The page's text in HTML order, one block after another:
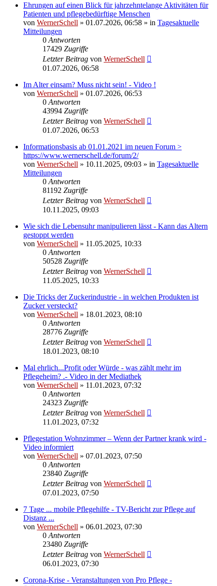
Ehrungen auf einen Blick für jahrzehntelange Aktivitäten für
Patienten und pflegebedürftige Menschen
von WernerSchell » 01.07.2026, 06:58 » in Tagesaktuelle
Mitteilungen
0 Antworten
17429 Zugriffe
Letzter Beitrag von WernerSchell
01.07.2026, 06:58
Im Alter einsam? Muss nicht sein! - Video !
von WernerSchell » 01.07.2026, 06:53
0 Antworten
43994 Zugriffe
Letzter Beitrag von WernerSchell
01.07.2026, 06:53
Informationsbasis ab 01.01.2021 im neuen Forum >
https://www.wernerschell.de/forum/2/
von WernerSchell » 10.11.2025, 09:03 » in Tagesaktuelle
Mitteilungen
0 Antworten
81192 Zugriffe
Letzter Beitrag von WernerSchell
10.11.2025, 09:03
Wie sich die Lebensuhr manipulieren lässt - Kann das Altern
gestoppt werden
von WernerSchell » 11.05.2025, 10:33
0 Antworten
50528 Zugriffe
Letzter Beitrag von WernerSchell
11.05.2025, 10:33
Die Tricks der Zuckerindustrie - in welchen Produkten ist
Zucker versteckt?
von WernerSchell » 18.01.2023, 08:10
0 Antworten
28776 Zugriffe
Letzter Beitrag von WernerSchell
18.01.2023, 08:10
Mal ehrlich...Profit oder Würde - was zählt mehr im
Pflegeheim? .- Video in der Mediathek
von WernerSchell » 11.01.2023, 07:32
0 Antworten
24323 Zugriffe
Letzter Beitrag von WernerSchell
11.01.2023, 07:32
Pflegestation Wohnzimmer – Wenn der Partner krank wird -
Video informiert
von WernerSchell » 07.01.2023, 07:50
0 Antworten
23840 Zugriffe
Letzter Beitrag von WernerSchell
07.01.2023, 07:50
7 Tage ... mobile Pflegehilfe - TV-Bericht zur Pflege auf
Distanz ...
von WernerSchell » 06.01.2023, 07:30
0 Antworten
23480 Zugriffe
Letzter Beitrag von WernerSchell
06.01.2023, 07:30
Corona-Krise - Veranstaltungen von Pro Pflege -